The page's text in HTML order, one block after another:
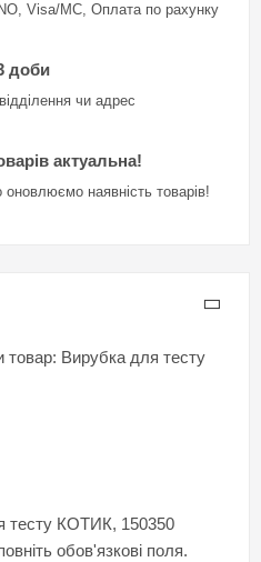
Visa/MC, Оплата по рахунку
доби
чи адрес
актуальна!
наявність товарів!
товар: Вирубка для тесту
тесту КОТИК, 150350
обов'язкові поля.